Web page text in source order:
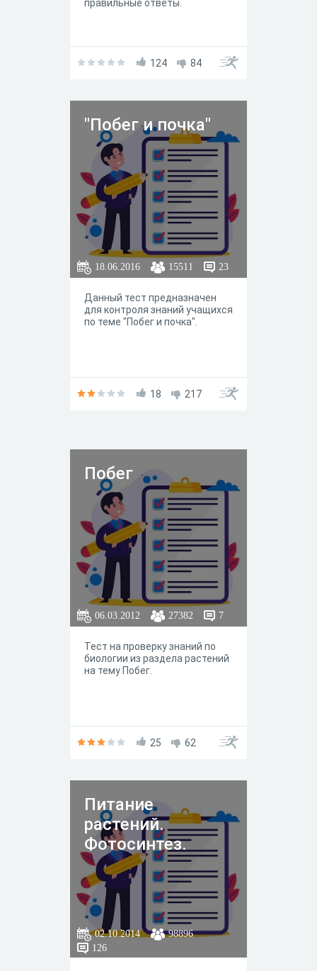
правильные ответы.
124 84
"Побег и почка"
18.06.2016 15511 23
Данный тест предназначен
для контроля знаний учащихся
по теме "Побег и почка".
18 217
Побег
06.03.2012 27382 7
Тест на проверку знаний по
биологии из раздела растений
на тему Побег.
25 62
Питание
растений.
Фотосинтез.
02.10.2014
98896
126